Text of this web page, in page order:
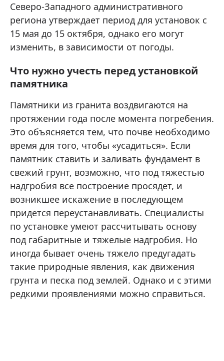
Северо-Западного административного
региона утверждает период для установок с
15 мая до 15 октября, однако его могут
изменить, в зависимости от погоды.
Что нужно учесть перед установкой
памятника
Памятники из гранита воздвигаются на
протяжении года после момента погребения.
Это объясняется тем, что почве необходимо
время для того, чтобы «усадиться». Если
памятник ставить и заливать фундамент в
свежий грунт, возможно, что под тяжестью
надгробия все построение просядет, и
возникшее искажение в последующем
придется переустанавливать. Специалисты
по установке умеют рассчитывать основу
под габаритные и тяжелые надгробия. Но
иногда бывает очень тяжело предугадать
такие природные явления, как движения
грунта и песка под землей. Однако и с этими
редкими проявлениями можно справиться.